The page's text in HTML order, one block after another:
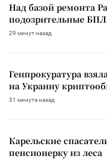
Над базой ремонта
подозрительные
29 минут назад
Генпрокуратура
на Украину
31 минута назад
Карельские
пенсионерку из леса